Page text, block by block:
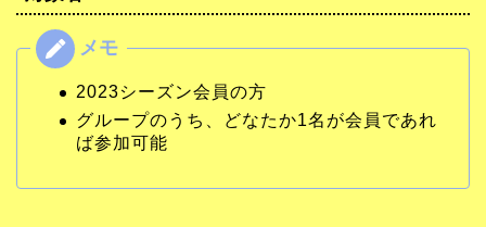
2023シーズン会員の方
グループのうち、どなたか1名が会員であれ
ば参加可能